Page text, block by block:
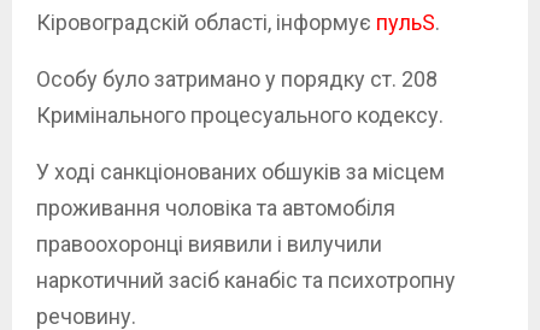
Кіровоградскій області, інформує пульS.
Особу було затримано у порядку ст. 208
Кримінального процесуального кодексу.
У ході санкціонованих обшуків за місцем
проживання чоловіка та автомобіля
правоохоронці виявили і вилучили
наркотичний засіб канабіс та психотропну
речовину.